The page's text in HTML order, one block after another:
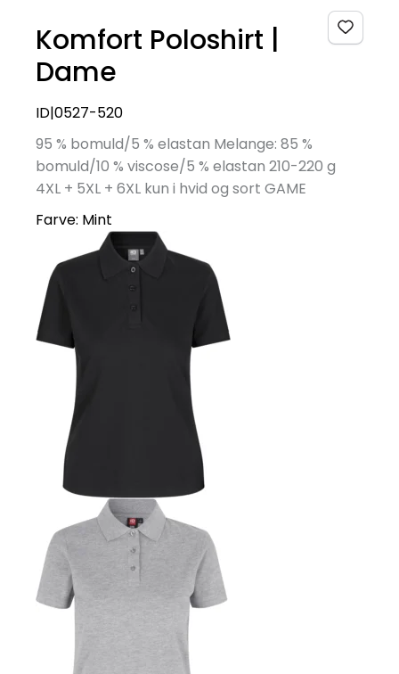
Komfort Poloshirt |
Dame
ID|0527-520
95 % bomuld/5 % elastan Melange: 85 %
bomuld/10 % viscose/5 % elastan 210-220 g
4XL + 5XL + 6XL kun i hvid og sort GAME
Farve: Mint